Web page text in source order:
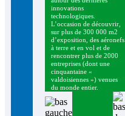
innovations
technologiques.
L’occasion de découvrir,
sur plus de 300 000 m2
d’exposition, des aéronefs
à terre et en vol et de
rencontrer plus de 2000
entreprises (dont une
cinquantaine «
valdoisiennes ») venues
du monde entier.